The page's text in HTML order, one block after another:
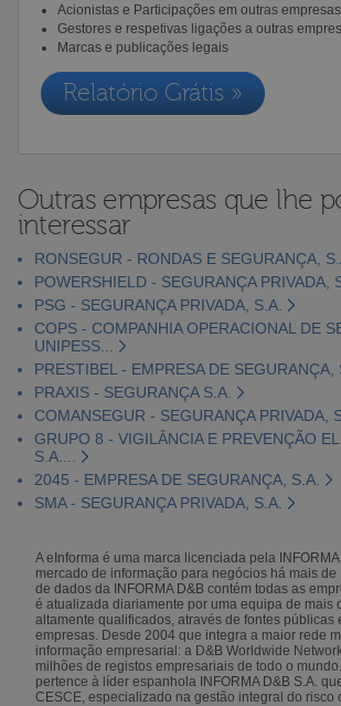
Acionistas e Participações em outras empresas
Gestores e respetivas ligações a outras
Marcas e publicações legais
Relatório Grátis »
Outras empresas que lhe
interessar
RONSEGUR - RONDAS E SEGURANÇA,
POWERSHIELD - SEGURANÇA PRIVADA,
PSG - SEGURANÇA PRIVADA, S.A.
COPS - COMPANHIA OPERACIONAL DE
UNIPESS...
PRESTIBEL - EMPRESA DE SEGURANÇA,
PRAXIS - SEGURANÇA S.A.
COMANSEGUR - SEGURANÇA PRIVADA,
GRUPO 8 - VIGILÂNCIA E PREVENÇÃO
S.A....
2045 - EMPRESA DE SEGURANÇA, S.A.
SMA - SEGURANÇA PRIVADA, S.A.
A eInforma é uma marca licenciada pela
mercado de informação para negócios há mais de
de dados da INFORMA D&B contém todas as
é atualizada diariamente por uma equipa de mais
altamente qualificados, através de fontes públicas
empresas. Desde 2004 que integra a maior rede
informação empresarial: a D&B Worldwide
milhões de registos empresariais de todo o
pertence à líder espanhola INFORMA D&B S.A.
CESCE, especializado na gestão integral do risco